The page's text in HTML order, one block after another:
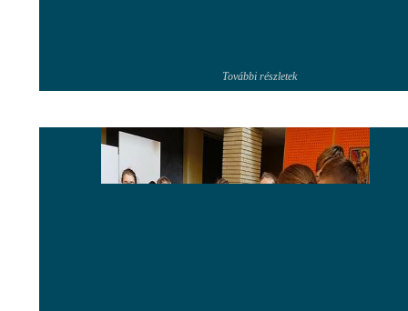
További részletek